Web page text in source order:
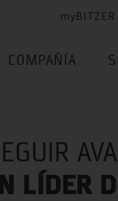
myBITZER
COMPAÑÍA
LÍDER